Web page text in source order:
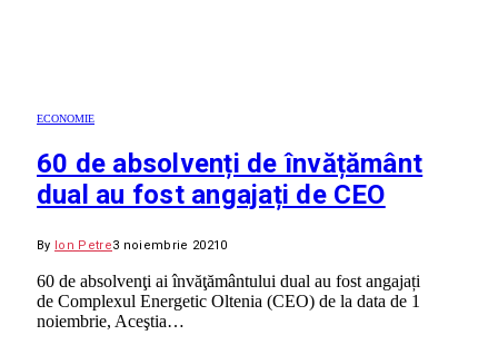
ECONOMIE
60 de absolvenți de învățământ
dual au fost angajați de CEO
By Ion Petre3 noiembrie 2021 0
60 de absolvenţi ai învăţământului dual au fost angajați
de Complexul Energetic Oltenia (CEO) de la data de 1
noiembrie, Aceştia…